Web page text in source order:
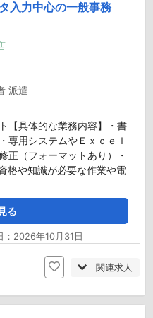
入力中心の一般事務
派遣
【具体的な業務内容】・書
専用システムやＥｘｃｅｌ
正（フォーマットあり）・
格や知識が必要な作業や電
る
2026年10月31日
関連求人